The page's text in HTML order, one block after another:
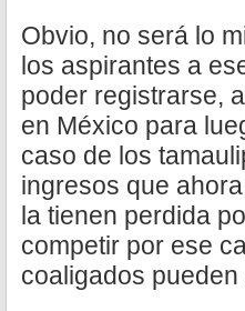
Obvio, no será lo
los aspirantes a
poder registrarse,
en México para
caso de los
ingresos que
la tienen perdida
competir por ese
coaligados